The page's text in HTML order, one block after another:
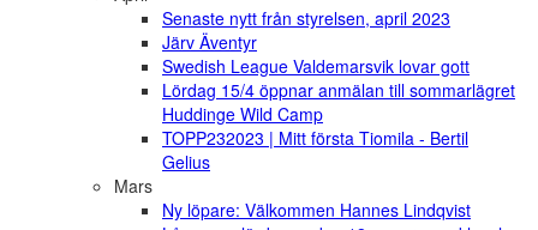
Senaste nytt från styrelsen, april 2023
Järv Äventyr
Swedish League Valdemarsvik lovar gott
Lördag 15/4 öppnar anmälan till sommarlägret
Huddinge Wild Camp
TOPP232023 | Mitt första Tiomila - Bertil
Gelius
Mars
Ny löpare: Välkommen Hannes Lindqvist